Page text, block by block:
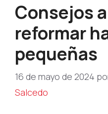
Consejos
reformar
pequeñas
16 de mayo de 2024
Salcedo